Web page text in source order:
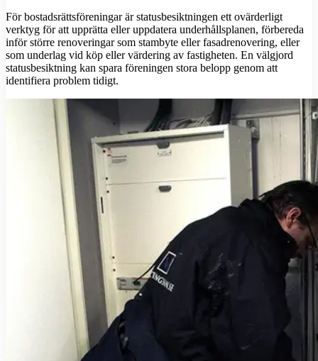
För bostadsrättsföreningar är statusbesiktningen ett ovärderligt
verktyg för att upprätta eller uppdatera underhållsplanen, förbereda
inför större renoveringar som stambyte eller fasadrenovering, eller
som underlag vid köp eller värdering av fastigheten. En välgjord
statusbesiktning kan spara föreningen stora belopp genom att
identifiera problem tidigt.